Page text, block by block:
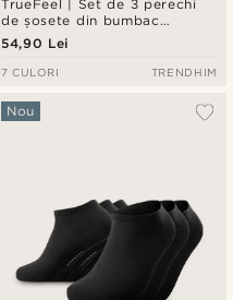
TrueFeel | Set de 3 perechi
de șosete din bumbac
premium, până la gleznă,
negre
54,90 Lei
7 CULORI TRENDHIM
Nou